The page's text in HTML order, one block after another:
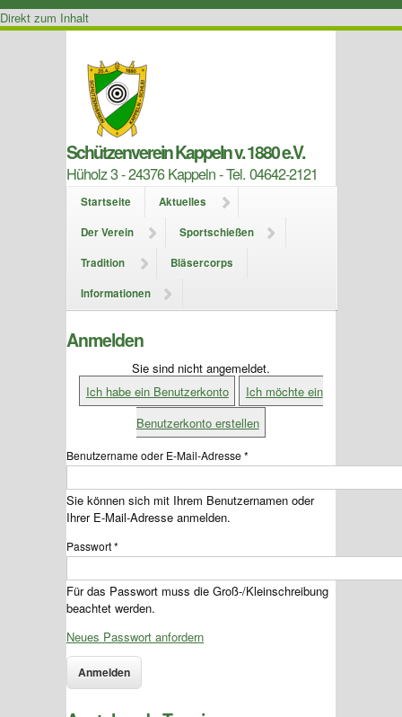
Direkt zum Inhalt
Schützenverein Kappeln v. 1880 e.V.
Hüholz 3 - 24376 Kappeln - Tel. 04642-2121
Startseite
Aktuelles
Der Verein
Sportschießen
Tradition
Bläsercorps
Informationen
Anmelden
Sie sind nicht angemeldet.
Ich habe ein Benutzerkonto
Ich möchte ein
Benutzerkonto erstellen
Benutzername oder E-Mail-Adresse*
Sie können sich mit Ihrem Benutzernamen oder
Ihrer E-Mail-Adresse anmelden.
Passwort*
Für das Passwort muss die Groß-/Kleinschreibung
beachtet werden.
Neues Passwort anfordern